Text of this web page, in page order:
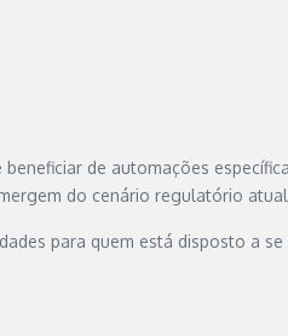
de automações
do cenário regulatório
para quem está disposto a se